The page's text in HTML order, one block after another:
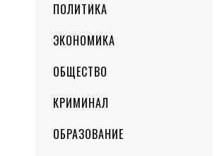
MenuПОЛИТИКА
ЭКОНОМИКА
ОБЩЕСТВО
КРИМИНАЛ
ОБРАЗОВАНИЕ